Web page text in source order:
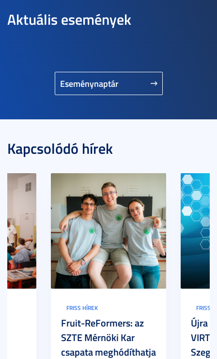
Aktuális események
Eseménynaptár
Kapcsolódó hírek
FRISS HÍREK
Fruit-ReFormers: az
SZTE Mérnöki Kar
csapata meghódíthatja
FRISS
Újra